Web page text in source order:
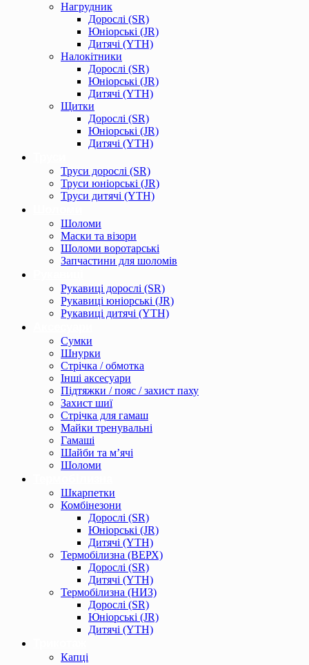
Нагрудник
Дорослі (SR)
Юніорські (JR)
Дитячі (YTH)
Налокітники
Дорослі (SR)
Юніорські (JR)
Дитячі (YTH)
Щитки
Дорослі (SR)
Юніорські (JR)
Дитячі (YTH)
Труси дорослі (SR)
Труси юніорські (JR)
Труси дитячі (YTH)
Шоломи
Маски та візори
Шоломи воротарські
Запчастини для шоломів
Рукавиці дорослі (SR)
Рукавиці юніорські (JR)
Рукавиці дитячі (YTH)
Сумки
Шнурки
Стрічка / обмотка
Інші аксесуари
Підтяжки / пояс / захист паху
Захист шиї
Стрічка для гамаш
Майки тренувальні
Гамаші
Шайби та м’ячі
Шоломи
Шкарпетки
Комбінезони
Дорослі (SR)
Юніорські (JR)
Дитячі (YTH)
Термобілизна (ВЕРХ)
Дорослі (SR)
Дитячі (YTH)
Термобілизна (НИЗ)
Дорослі (SR)
Юніорські (JR)
Дитячі (YTH)
Капці